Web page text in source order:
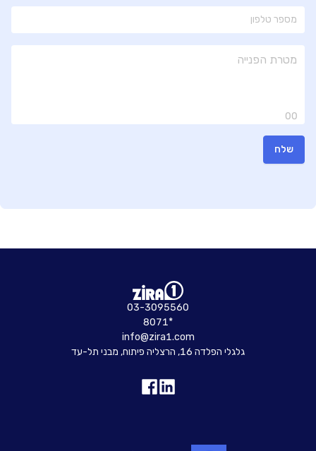
00
שלח
03-3095560
8071*
info@zira1.com
גלגלי הפלדה 16, הרצליה פיתוח, מבני תל-עד